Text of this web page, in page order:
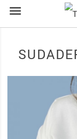
